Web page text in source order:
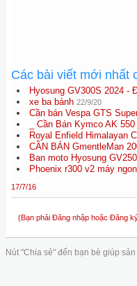
Các bài viết mới nhất
Hyosung GV300S 2024 -
xe ba bánh 22/9/20
Cần bán Vespa GTS
_ Cần Bán Kymco AK
Royal Enfield Himalayan
CẦN BÁN GmentleMan
Ban moto Hyosung
Phoenix r300 v2 máy
17/7/16
(Bạn phải Đăng nhập hoặc Đăng
Nút "Chia sẻ" đến bạn bè giúp